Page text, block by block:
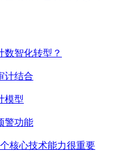
数智化转型？
计结合
模型
警功能
核心技术能力很重要